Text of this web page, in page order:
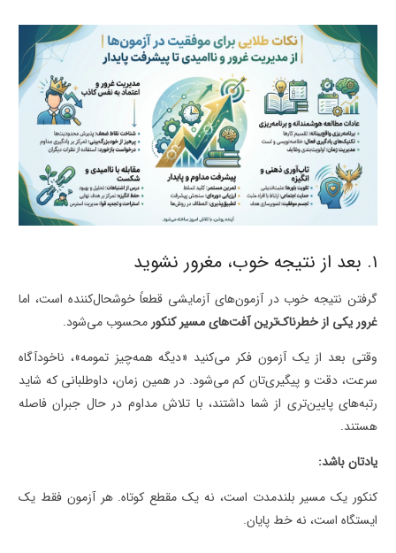
۱. بعد از نتیجه خوب، مغرور نشوید
گرفتن نتیجه خوب در آزمون‌های آزمایشی قطعاً خوشحال‌کننده است، اما
غرور یکی از خطرناک‌ترین آفت‌های مسیر کنکور محسوب می‌شود.
وقتی بعد از یک آزمون فکر می‌کنید «دیگه همه‌چیز تمومه»، ناخودآگاه
سرعت، دقت و پیگیری‌تان کم می‌شود. در همین زمان، داوطلبانی که شاید
رتبه‌های پایین‌تری از شما داشتند، با تلاش مداوم در حال جبران فاصله
هستند.
یادتان باشد:
کنکور یک مسیر بلندمدت است، نه یک مقطع کوتاه. هر آزمون فقط یک
ایستگاه است، نه خط پایان.